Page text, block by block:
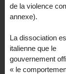
de la violence
annexe).
La dissociation
italienne que le
gouvernement
« le